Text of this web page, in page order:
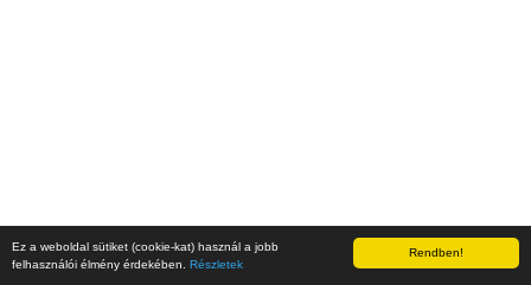
Rendben!
Ez a weboldal sütiket (cookie-kat) használ a jobb
felhasználói élmény érdekében. Részletek